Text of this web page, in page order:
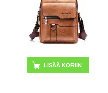
LISÄÄ KORIIN